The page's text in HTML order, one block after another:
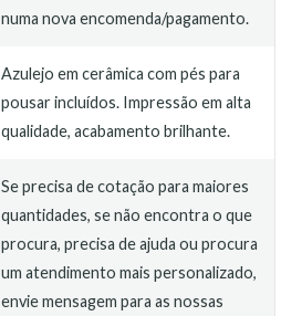
numa nova encomenda/pagamento.
Azulejo em cerâmica com pés para
pousar incluídos. Impressão em alta
qualidade, acabamento brilhante.
Se precisa de cotação para maiores
quantidades, se não encontra o que
procura, precisa de ajuda ou procura
um atendimento mais personalizado,
envie mensagem para as nossas